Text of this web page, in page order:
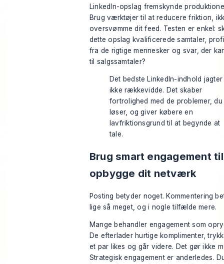
LinkedIn-opslag fremskynde
Brug værktøjer til at reducere friktion,
oversvømme dit feed. Testen er enkel:
dette opslag kvalificerede samtaler,
fra de rigtige mennesker og svar, der
til salgssamtaler?
Det bedste LinkedIn-indhold jagter
ikke rækkevidde. Det skaber
fortrolighed med de problemer, du
løser, og giver købere en
lavfriktionsgrund til at begynde at
tale.
Brug smart engagement
opbygge dit netværk
Posting betyder noget. Kommentering
lige så meget, og i nogle tilfælde mere.
Mange behandler engagement som
De efterlader hurtige komplimenter,
et par likes og går videre. Det gør ikke
Strategisk engagement er anderledes.